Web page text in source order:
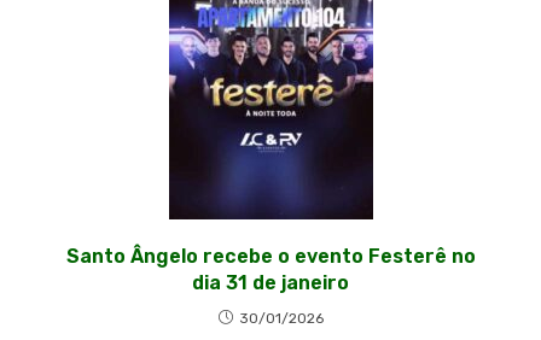
Santo Ângelo recebe o evento Festerê no
dia 31 de janeiro
30/01/2026